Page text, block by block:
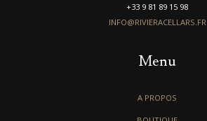
+33 9 81 89 15 98
INFO@RIVIERACELLARS.FR
Menu
A PROPOS